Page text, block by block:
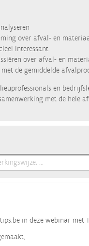
over afval- en
interessant.
over afval- en
de gemiddelde
en
met de hele
in deze webinar met